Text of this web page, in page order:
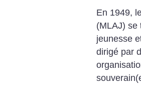
En 1949,
(MLAJ) se
jeunesse
dirigé par